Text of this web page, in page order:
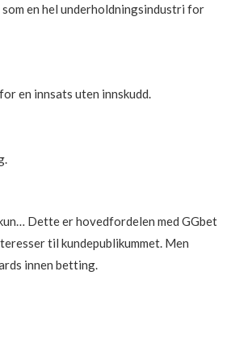
en hel underholdningsindustri for
en innsats uten innskudd.
Dette er hovedfordelen med GGbet
til kundepublikummet. Men
innen betting.